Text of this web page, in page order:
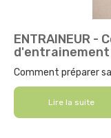
ENTRAINEUR
d'entrainement
Comment préparer
Lire la suite